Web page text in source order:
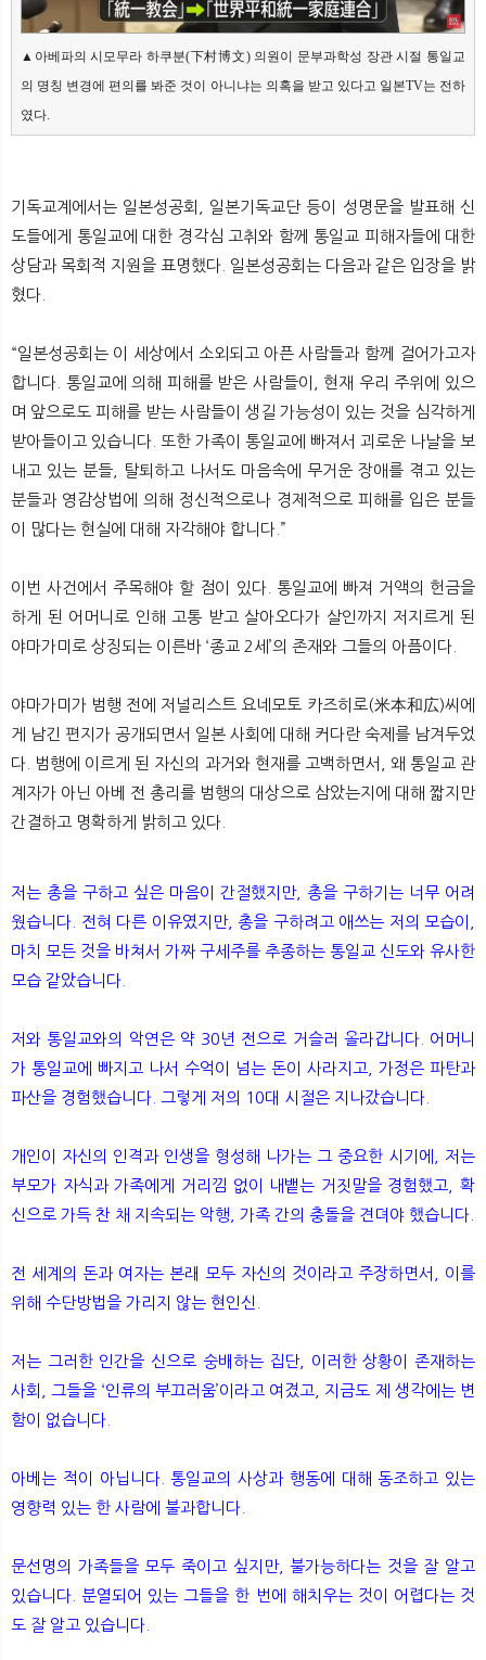
▲아베파의 시모무라 하쿠분(下村博文) 의원이 문부과학성 장관 시절 통일교
의 명칭 변경에 편의를 봐준 것이 아니냐는 의혹을 받고 있다고 일본TV는 전하
였다.
기독교계에서는 일본성공회, 일본기독교단 등이 성명문을 발표해 신
도들에게 통일교에 대한 경각심 고취와 함께 통일교 피해자들에 대한
상담과 목회적 지원을 표명했다. 일본성공회는 다음과 같은 입장을 밝
혔다.
“일본성공회는 이 세상에서 소외되고 아픈 사람들과 함께 걸어가고자
합니다. 통일교에 의해 피해를 받은 사람들이, 현재 우리 주위에 있으
며 앞으로도 피해를 받는 사람들이 생길 가능성이 있는 것을 심각하게
받아들이고 있습니다. 또한 가족이 통일교에 빠져서 괴로운 나날을 보
내고 있는 분들, 탈퇴하고 나서도 마음속에 무거운 장애를 겪고 있는
분들과 영감상법에 의해 정신적으로나 경제적으로 피해를 입은 분들
이 많다는 현실에 대해 자각해야 합니다.”
이번 사건에서 주목해야 할 점이 있다. 통일교에 빠져 거액의 헌금을
하게 된 어머니로 인해 고통 받고 살아오다가 살인까지 저지르게 된
야마가미로 상징되는 이른바 ‘종교 2세’의 존재와 그들의 아픔이다.
야마가미가 범행 전에 저널리스트 요네모토 카즈히로(米本和広)씨에
게 남긴 편지가 공개되면서 일본 사회에 대해 커다란 숙제를 남겨두었
다. 범행에 이르게 된 자신의 과거와 현재를 고백하면서, 왜 통일교 관
계자가 아닌 아베 전 총리를 범행의 대상으로 삼았는지에 대해 짧지만
간결하고 명확하게 밝히고 있다.
저는 총을 구하고 싶은 마음이 간절했지만, 총을 구하기는 너무 어려
웠습니다. 전혀 다른 이유였지만, 총을 구하려고 애쓰는 저의 모습이,
마치 모든 것을 바쳐서 가짜 구세주를 추종하는 통일교 신도와 유사한
모습 같았습니다.
저와 통일교와의 악연은 약 30년 전으로 거슬러 올라갑니다. 어머니
가 통일교에 빠지고 나서 수억이 넘는 돈이 사라지고, 가정은 파탄과
파산을 경험했습니다. 그렇게 저의 10대 시절은 지나갔습니다.
개인이 자신의 인격과 인생을 형성해 나가는 그 중요한 시기에, 저는
부모가 자식과 가족에게 거리낌 없이 내뱉는 거짓말을 경험했고, 확
신으로 가득 찬 채 지속되는 악행, 가족 간의 충돌을 견뎌야 했습니다.
전 세계의 돈과 여자는 본래 모두 자신의 것이라고 주장하면서, 이를
위해 수단방법을 가리지 않는 현인신.
저는 그러한 인간을 신으로 숭배하는 집단, 이러한 상황이 존재하는
사회, 그들을 ‘인류의 부끄러움’이라고 여겼고, 지금도 제 생각에는 변
함이 없습니다.
아베는 적이 아닙니다. 통일교의 사상과 행동에 대해 동조하고 있는
영향력 있는 한 사람에 불과합니다.
문선명의 가족들을 모두 죽이고 싶지만, 불가능하다는 것을 잘 알고
있습니다. 분열되어 있는 그들을 한 번에 해치우는 것이 어렵다는 것
도 잘 알고 있습니다.